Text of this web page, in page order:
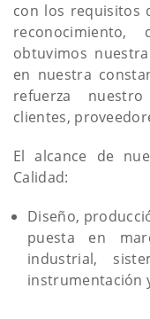
con los requisitos
obtuvimos
en nuestra
refuerza
clientes,
El alcance de
Calidad:
Diseño,
puesta en
industrial,
instrumentación